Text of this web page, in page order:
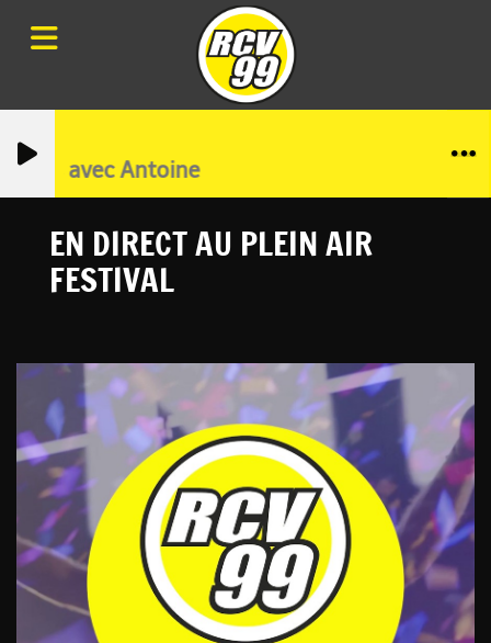
avec Antoine
EN DIRECT AU PLEIN AIR
FESTIVAL